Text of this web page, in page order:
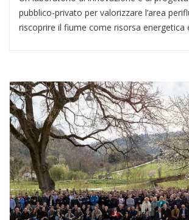
pubblico-privato per valorizzare l’area
riscoprire il fiume come risorsa energetica